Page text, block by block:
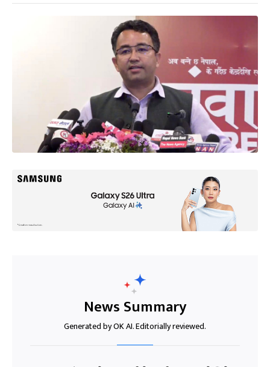
News Summary
Generated by OK AI. Editorially reviewed.